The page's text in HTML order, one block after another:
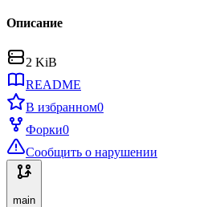
Описание
2 KiB
README
В избранном0
Форки0
Сообщить о нарушении
main